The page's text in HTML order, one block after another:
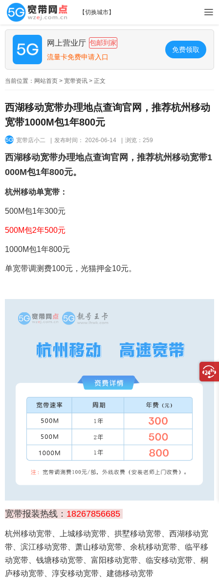
【切换城市】
网上营业厅 包邮到家
流量卡免费申请入口
免费领取
当前位置： 网站首页 > 宽带资讯 > 正文
西湖移动宽带办理地点查询官网，推荐杭州移动
宽带1000M包1年800元
宽带店小二 发布时间： 2026-06-14 浏览：259
西湖移动宽带办理地点查询官网，推荐杭州移动宽带1
000M包1年800元。
杭州移动单宽带：
500M包1年300元
500M包2年500元
1000M包1年800元
单宽带调测费100元，光猫押金10元。
宽带报装热线： 18267856685
杭州移动宽带、上城移动宽带、拱墅移动宽带、西湖移动宽
带、滨江移动宽带、萧山移动宽带、余杭移动宽带、临平移
动宽带、钱塘移动宽带、富阳移动宽带、临安移动宽带、桐
庐移动宽带、淳安移动宽带、建德移动宽带